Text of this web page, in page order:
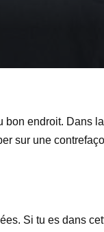
endroit. Dans
sur une
Si tu es dans